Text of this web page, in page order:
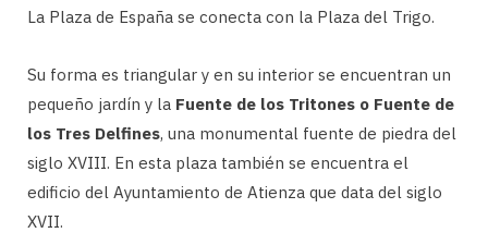
La Plaza de España se conecta con la Plaza del Trigo.
Su forma es triangular y en su interior se encuentran un
pequeño jardín y la Fuente de los Tritones o Fuente de
los Tres Delfines, una monumental fuente de piedra del
siglo XVIII. En esta plaza también se encuentra el
edificio del Ayuntamiento de Atienza que data del siglo
XVII.